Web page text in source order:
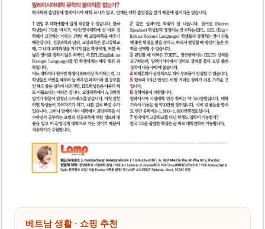
베트남 생활 · 쇼핑 추천